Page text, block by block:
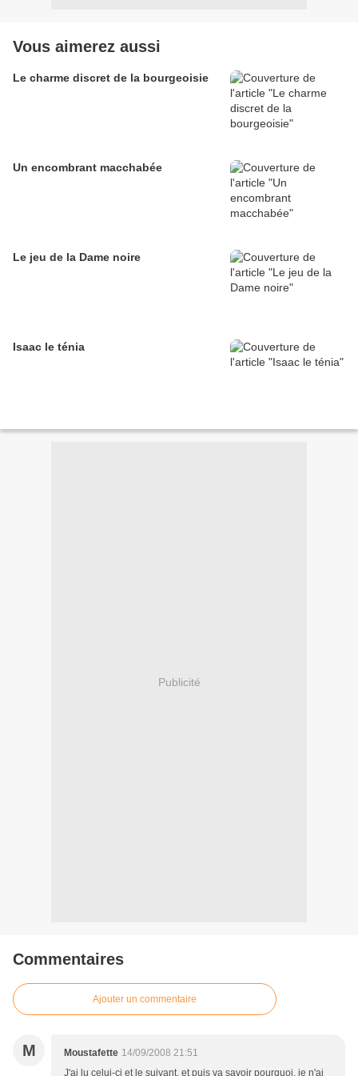
Vous aimerez aussi
Le charme discret de la bourgeoisie
Un encombrant macchabée
Le jeu de la Dame noire
Isaac le ténia
Publicité
Commentaires
Ajouter un commentaire
M Moustafette 14/09/2008 21:51
J'ai lu celui-ci et le suivant, et puis va savoir pourquoi, je n'ai